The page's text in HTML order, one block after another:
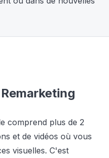
comprend plus de 2
et de vidéos où vous
visuelles. C'est